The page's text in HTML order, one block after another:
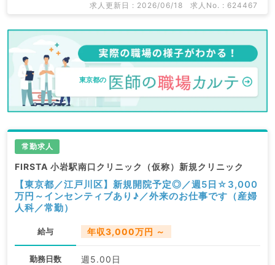
求人更新日 : 2026/06/18 求人No. : 624467
東京都の
常勤求人
FIRSTA 小岩駅南口クリニック（仮称）新規クリニック
【東京都／江戸川区】新規開院予定◎／週5日☆3,000
万円～インセンティブあり♪／外来のお仕事です（産婦
人科／常勤）
給与 年収3,000万円 ～
勤務日数 週5.00日